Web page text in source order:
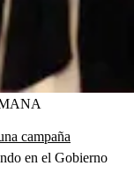
campaña
en el Gobierno